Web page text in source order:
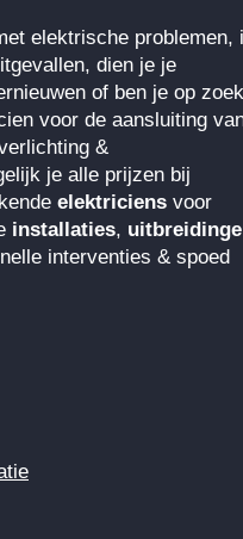
elektrische problemen,
dien je je
of ben je op zoek
voor de aansluiting
&
je alle prijzen bij
elektriciens voor
installaties,
interventies & spoed